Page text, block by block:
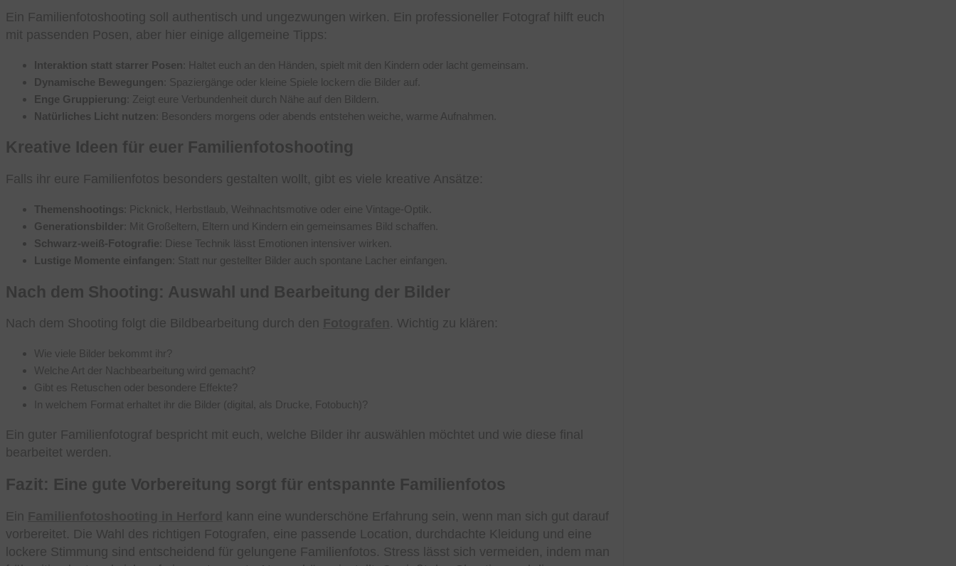
Ein Familienfotoshooting soll authentisch und ungezwungen wirken. Ein professioneller Fotograf hilft euch
mit passenden Posen, aber hier einige allgemeine Tipps:
Interaktion statt starrer Posen : Haltet euch an den Händen, spielt mit den Kindern oder lacht gemeinsam.
Dynamische Bewegungen : Spaziergänge oder kleine Spiele lockern die Bilder auf.
Enge Gruppierung : Zeigt eure Verbundenheit durch Nähe auf den Bildern.
Natürliches Licht nutzen : Besonders morgens oder abends entstehen weiche, warme Aufnahmen.
Kreative Ideen für euer Familienfotoshooting
Falls ihr eure Familienfotos besonders gestalten wollt, gibt es viele kreative Ansätze:
Themenshootings : Picknick, Herbstlaub, Weihnachtsmotive oder eine Vintage-Optik.
Generationsbilder
: Mit Großeltern, Eltern und Kindern ein gemeinsames Bild schaffen.
Schwarz-weiß-Fotografie : Diese Technik lässt Emotionen intensiver wirken.
Lustige Momente einfangen : Statt nur gestellter Bilder auch spontane Lacher einfangen.
Nach dem Shooting: Auswahl und Bearbeitung der Bilder
Nach dem Shooting folgt die Bildbearbeitung durch den . Wichtig zu klären:
Wie viele Bilder bekommt ihr?
Welche Art der Nachbearbeitung wird gemacht?
Gibt es Retuschen oder besondere Effekte?
In welchem Format erhaltet ihr die Bilder (digital, als Drucke, Fotobuch)?
Ein guter Familienfotograf bespricht mit euch, welche Bilder ihr auswählen möchtet und wie diese final
bearbeitet werden.
Fazit: Eine gute Vorbereitung sorgt für entspannte Familienfotos
Ein
kann eine wunderschöne Erfahrung sein, wenn man sich gut darauf
vorbereitet. Die Wahl des richtigen Fotografen, eine passende Location, durchdachte Kleidung und eine
lockere Stimmung sind entscheidend für gelungene Familienfotos. Stress lässt sich vermeiden, indem man